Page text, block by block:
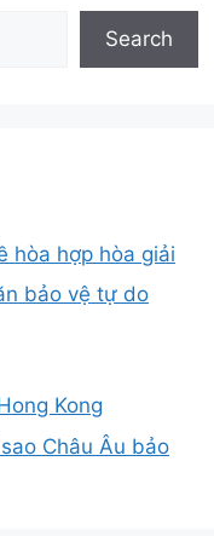
Search
hòa hợp hòa giải
bảo vệ tự do
Kong
Châu Âu bảo